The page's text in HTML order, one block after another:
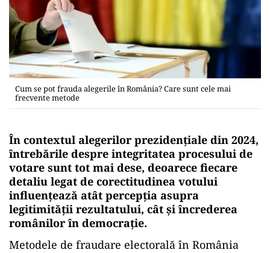
Cum se pot frauda alegerile în România? Care sunt cele mai
frecvente metode
În contextul alegerilor prezidențiale din 2024,
întrebările despre integritatea procesului de
votare sunt tot mai dese, deoarece fiecare
detaliu legat de corectitudinea votului
influențează atât percepția asupra
legitimității rezultatului, cât și încrederea
românilor în democrație.
Metodele de fraudare electorală în România